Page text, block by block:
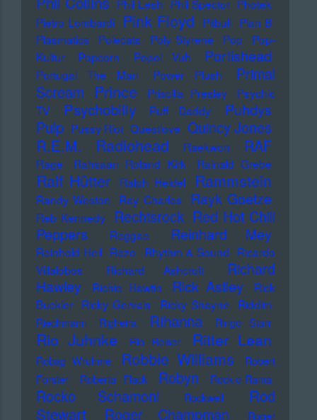
Phil Lesh Phil Spector Photek
Pietro Lombardi
Pink Floyd Pitbull Plan B
Plasmatics
Polecats Poly Styrene Pop
Pop-
Kultur
Popcorn Popol Vuh Portishead
Portugal The Man Power Plush
Primal
Scream
Prince Priscilla Presley
Psychic
TV
Psychobilly Puff Daddy
Puhdys
Pulp Pussy Riot Questlove Quincy Jones
R.E.M. Radiohead Raekwon RAF
Rage Rahsaan Roland Kirk Rainald Grebe
Ralf Hütter Ralph Heidel Rammstein
Randy Weston Ray Charles Rayk Goetze
Reb Kennedy Rechtsrock Red Hot Chili
Peppers
Reggae Reinhard Mey
Reinhold Heil Rezo Rhythm & Sound Ricardo
Villalobos
Richard Ashcroft
Richard
Hawley
Richie Hawtin Rick Astley
Rick
Buckler
Ricky Gervais Ricky Shayne Riddim
Riechmann Righeira Rihanna Ringo Starr
Rio Juhnke Rio Reiser Ritter Lean
Robag Wruhme Robbie Williams
Robert
Forster
Roberta Flack Robyn Rock-o-Rama
Rocko Schamoni Rockwell
Rod
Stewart
Roger Champman
Roger